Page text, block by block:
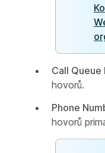
Call Queue
hovorů.
Phone
hovorů